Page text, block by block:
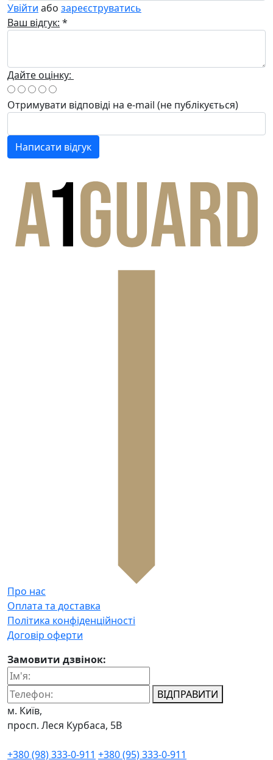
Увійти або зареєструватись
Ваш відгук: *
Дайте оцінку:
Отримувати відповіді на e-mail (не публікується)
Написати відгук
Про нас
Оплата та доставка
Політика конфіденційності
Договір оферти
Замовити дзвінок:
ВІДПРАВИТИ
м. Київ,
просп. Леся Курбаса, 5В
+380 (98) 333-0-911 +380 (95) 333-0-911